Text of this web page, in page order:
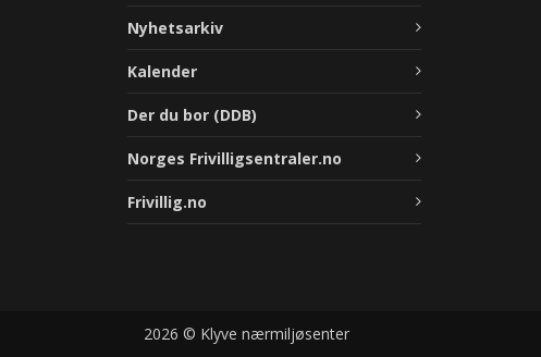
Nyhetsarkiv
Kalender
Der du bor (DDB)
Norges Frivilligsentraler.no
Frivillig.no
2026 © Klyve nærmiljøsenter